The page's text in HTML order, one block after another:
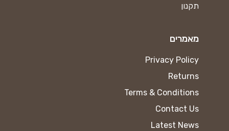
תקנון
מאמרים
Privacy Policy
Returns
Terms & Conditions
Contact Us
Latest News